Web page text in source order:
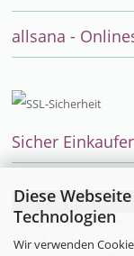
Diese
Technologien
Wir verwenden
allsana -
Sicher
Vertrag widerrufen
Endlich einfach
sensible Menschen. Alles